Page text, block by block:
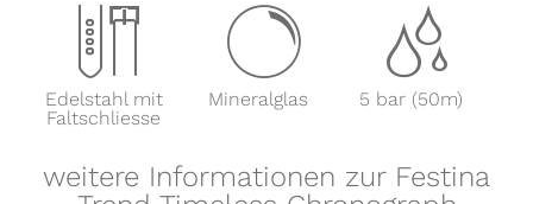
x
Edelstahl mit
Faltschliesse
y
Mineralglas
z
5 bar (50m)
weitere Informationen zur Festina